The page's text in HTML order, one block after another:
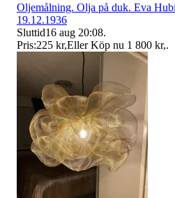
Oljemålning. Olja på duk. Eva
19.12.1936
Sluttid16 aug 20:08.
Pris:225 kr,Eller Köp nu 1 800 kr,.